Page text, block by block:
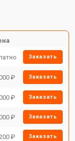
Заказать
₽ Заказать
₽ Заказать
₽ Заказать
₽ Заказать